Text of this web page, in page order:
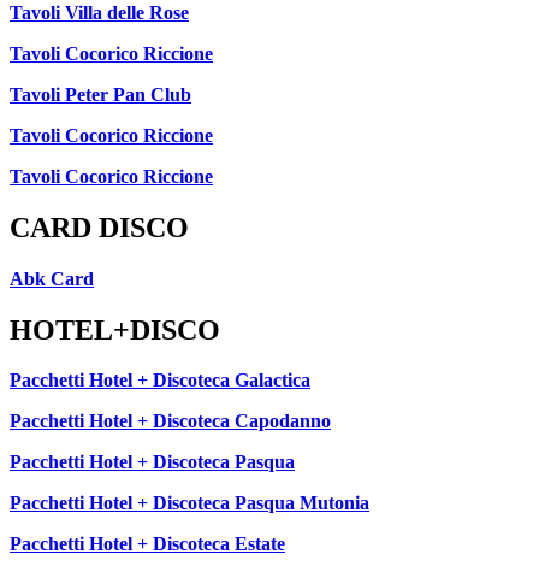
Tavoli Villa delle Rose
Tavoli Cocorico Riccione
Tavoli Peter Pan Club
Tavoli Cocorico Riccione
Tavoli Cocorico Riccione
CARD DISCO
Abk Card
HOTEL+DISCO
Pacchetti Hotel + Discoteca Galactica
Pacchetti Hotel + Discoteca Capodanno
Pacchetti Hotel + Discoteca Pasqua
Pacchetti Hotel + Discoteca Pasqua Mutonia
Pacchetti Hotel + Discoteca Estate